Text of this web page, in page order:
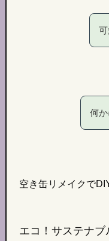
何
空き缶リメイクで
エコ！サステナブ